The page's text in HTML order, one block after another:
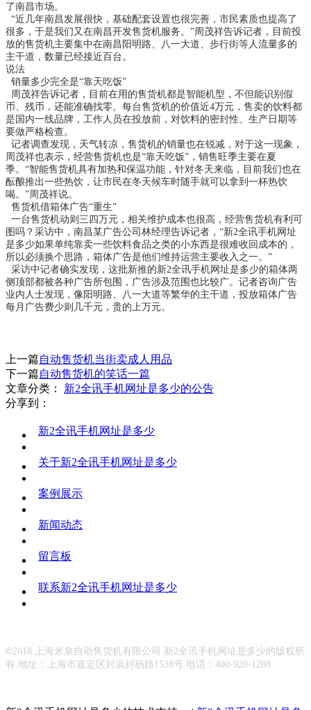
了南昌市场。
“近几年南昌发展很快，基础配套设置也很完善，市民素质也提高了
很多，于是我们又在南昌开发售货机服务。”周茂祥告诉记者，目前投
放的售货机主要集中在南昌阳明路、八一大道、步行街等人流量多的
主干道，数量已经接近百台。
说法
销量多少完全是“靠天吃饭”
周茂祥告诉记者，目前在用的售货机都是智能机型，不但能识别假
币、残币，还能准确找零。每台售货机的价值近4万元，售卖的饮料都
是国内一线品牌，工作人员在投放前，对饮料的密封性、生产日期等
要做严格检查。
记者调查发现，天气转凉，售货机的销量也在锐减，对于这一现象，
周茂祥也表示，经营售货机也是“靠天吃饭”，销售旺季主要在夏
季。“智能售货机具有加热和保温功能，针对冬天来临，目前我们也在
酝酿推出一些热饮，让市民在冬天候车时随手就可以拿到一杯热饮
喝。”周茂祥说。
售货机借箱体广告“重生”
一台售货机动则三四万元，相关维护成本也很高，经营售货机有利可
图吗？采访中，南昌某广告公司林经理告诉记者，“新2全讯手机网址
是多少如果单纯靠卖一些饮料食品之类的小东西是很难收回成本的，
所以必须换个思路，箱体广告是他们维持运营主要收入之一。”
采访中记者确实发现，这批新推的新2全讯手机网址是多少的箱体两
侧顶部都被各种广告所包围，广告涉及范围也比较广。记者咨询广告
业内人士发现，像阳明路、八一大道等繁华的主干道，投放箱体广告
每月广告费少则几千元，贵的上万元。
上一篇自动售货机当街卖成人用品
下一篇自动售货机的笑话一篇
文章分类：
新2全讯手机网址是多少的公告
分享到：
新2全讯手机网址是多少
关于新2全讯手机网址是多少
案例展示
新闻动态
留言板
联系新2全讯手机网址是多少
©2018 上海米泉自动售货机有限公司 新2全讯手机网址是多少的版权所
有 地址：上海市嘉定区封浜封杨路1538号 电话：400-920-1288